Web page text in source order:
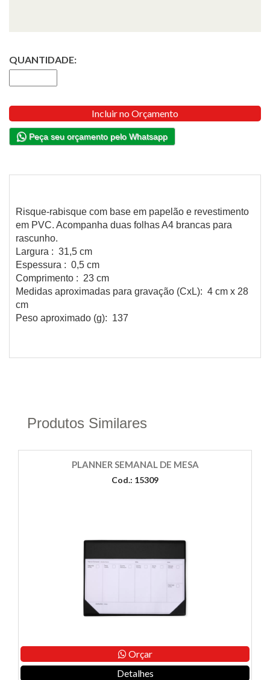
QUANTIDADE:
Incluir no Orçamento
Peça seu orçamento pelo Whatsapp
Risque-rabisque com base em papelão e revestimento
em PVC. Acompanha duas folhas A4 brancas para
rascunho.
Largura : 31,5 cm
Espessura : 0,5 cm
Comprimento : 23 cm
Medidas aproximadas para gravação (CxL): 4 cm x 28
cm
Peso aproximado (g): 137
Produtos Similares
PLANNER SEMANAL DE MESA
Cod.: 15309
Orçar
Detalhes